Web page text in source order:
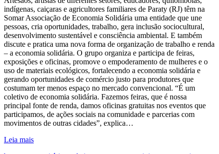
indígenas, caiçaras e agricultores familiares de Paraty (RJ) têm na
Somar Associação de Economia Solidária uma entidade que une
pessoas, cria oportunidades, trabalho, gera inclusão sociocultural,
desenvolvimento sustentável e consciência ambiental. E também
discute e pratica uma nova forma de organização de trabalho e renda
– a economia solidária. O grupo organiza e participa de feiras,
exposições e oficinas, promove o empoderamento de mulheres e o
uso de materiais ecológicos, fortalecendo a economia solidária e
gerando oportunidades de comércio justo para produtores que
costumam ter menos espaço no mercado convencional. “É um
coletivo de economia solidária. Fazemos feiras, que é nossa
principal fonte de renda, damos oficinas gratuitas nos eventos que
participamos, de ações sociais na comunidade e parcerias com
movimentos de outras cidades”, explica…
Leia mais